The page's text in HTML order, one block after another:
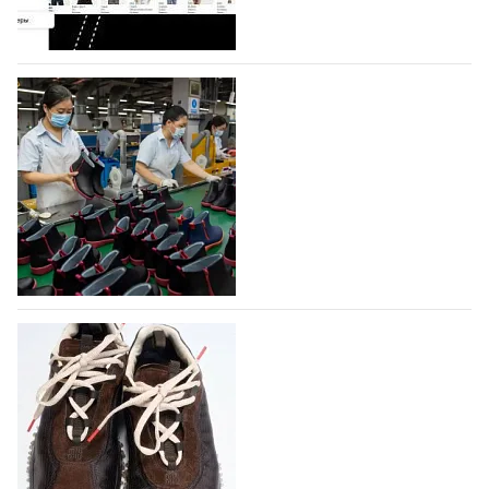
На платформе Lamoda - новый раздел и
условия продвижения локальных
дизайнерских марок
Российский маркетплейс Lamoda решил обновить
раздел для продажи продукции локальных
дизайнерских марок одежды, обуви и аксессуаров.
Бренды также получат маркетинговую…
06.08.2026 386
Объем мирового производства обуви в
2025 году практически не увеличился
В 2025 году мировое производство обуви
практически не изменилось, зафиксировав
незначительный рост на 0,1% до 24,6 млрд пар, -